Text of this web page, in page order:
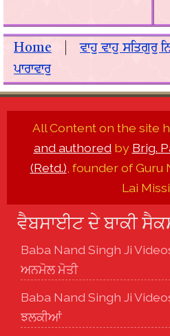
Home |ਵਾਹੁ ਵਾਹੁ ਸਤਿਗੁਰੁ
ਪਾਰਾਵਾਰੁ
All Content on the site
and authored by Brig.
(Retd.) , founder of Guru
Lai
ਵੈਬਸਾਈਟ ਦੇ ਬਾਕੀ
Baba Nand Singh Ji
ਅਨਮੋਲ ਮੋਤੀ
Baba Nand Singh Ji
ਝਲਕੀਆਂ